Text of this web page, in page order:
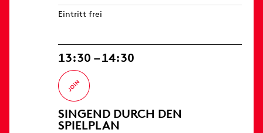
Eintritt frei
13:30 – 14:30
SINGEND DURCH DEN
SPIELPLAN